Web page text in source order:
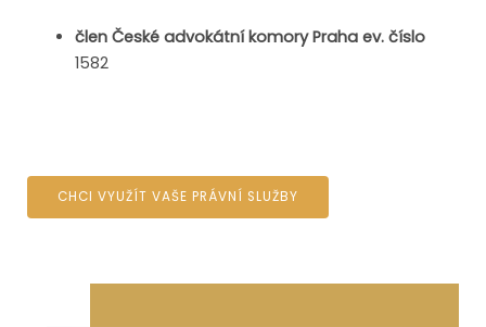
člen České advokátní komory Praha ev. číslo
1582
CHCI VYUŽÍT VAŠE PRÁVNÍ SLUŽBY